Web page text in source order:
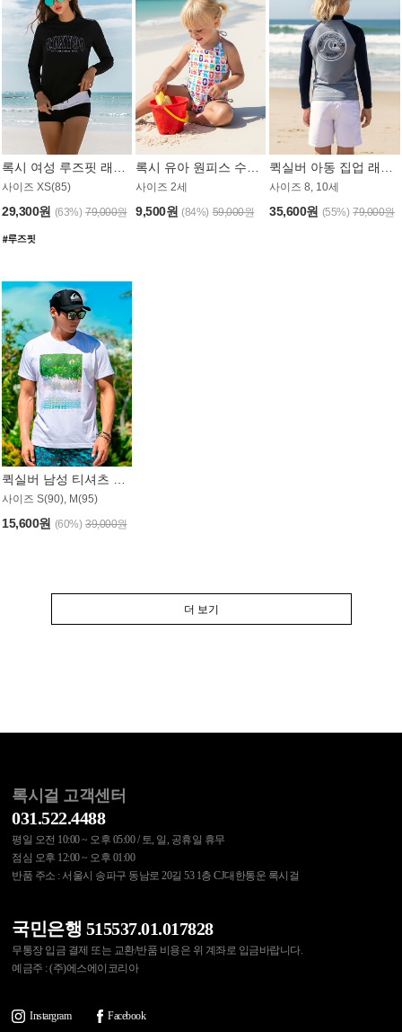
사이즈 XS(85)
29,300원 (63%) 79,000원
사이즈 2세
9,500원 (84%) 59,000원
사이즈 8, 10세
35,600원 (55%) 79,000원
퀵실버 남성 티셔츠 MST357WQS
사이즈 S(90), M(95)
15,600원 (60%) 39,000원
더 보기
록시걸 고객센터
031.522.4488
평일 오전 10:00 ~ 오후 05:00 / 토, 일, 공휴일 휴무
점심 오후 12:00 ~ 오후 01:00
반품 주소 : 서울시 송파구 동남로 20길 53 1층 CJ대한통운 록시걸
국민은행 515537.01.017828
무통장 입금 결제 또는 교환/반품 비용은 위 계좌로 입금바랍니다.
예금주 : (주)에스에이코리아
Instargram Facebook